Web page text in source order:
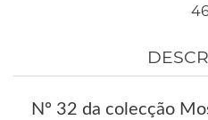
Nº 32 da colecção